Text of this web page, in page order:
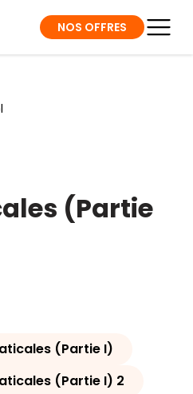
NOS OFFRES
(Partie
(Partie I)
(Partie I) 2